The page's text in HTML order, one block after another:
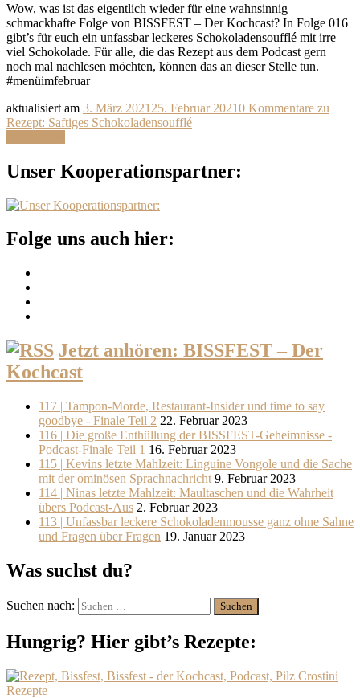
Wow, was ist das eigentlich wieder für eine wahnsinnig
schmackhafte Folge von BISSFEST – Der Kochcast? In Folge 016
gibt’s für euch ein unfassbar leckeres Schokoladensoufflé mit irre
viel Schokolade. Für alle, die das Rezept aus dem Podcast gern
noch mal nachlesen möchten, können das an dieser Stelle tun.
#menüimfebruar
aktualisiert am 3. März 2021 25. Februar 20210 Kommentare zu
Rezept: Saftiges Schokoladensoufflé
Unser Kooperationspartner:
Folge uns auch hier:
Jetzt anhören: BISSFEST – Der
Kochcast
117 | Tampon-Morde, Restaurant-Insider und time to say
goodbye - Finale Teil 2 22. Februar 2023
116 | Die große Enthüllung der BISSFEST-Geheimnisse -
Podcast-Finale Teil 1 16. Februar 2023
115 | Kevins letzte Mahlzeit: Linguine Vongole und die Sache
mit der ominösen Sprachnachricht 9. Februar 2023
114 | Ninas letzte Mahlzeit: Maultaschen und die Wahrheit
übers Podcast-Aus 2. Februar 2023
113 | Unfassbar leckere Schokoladenmousse ganz ohne Sahne
und Fragen über Fragen 19. Januar 2023
Was suchst du?
Suchen nach:
Hungrig? Hier gibt’s Rezepte:
Rezepte